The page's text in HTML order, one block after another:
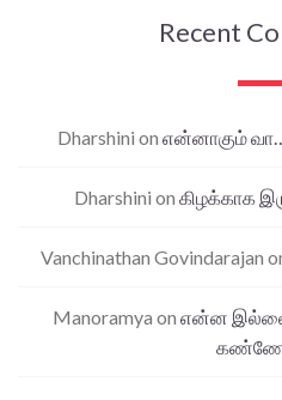
Recent
Dharshini on என்னாகும் வா…
Dharshini on கிழக்காக
Vanchinathan Govindarajan
Manoramya on என்ன